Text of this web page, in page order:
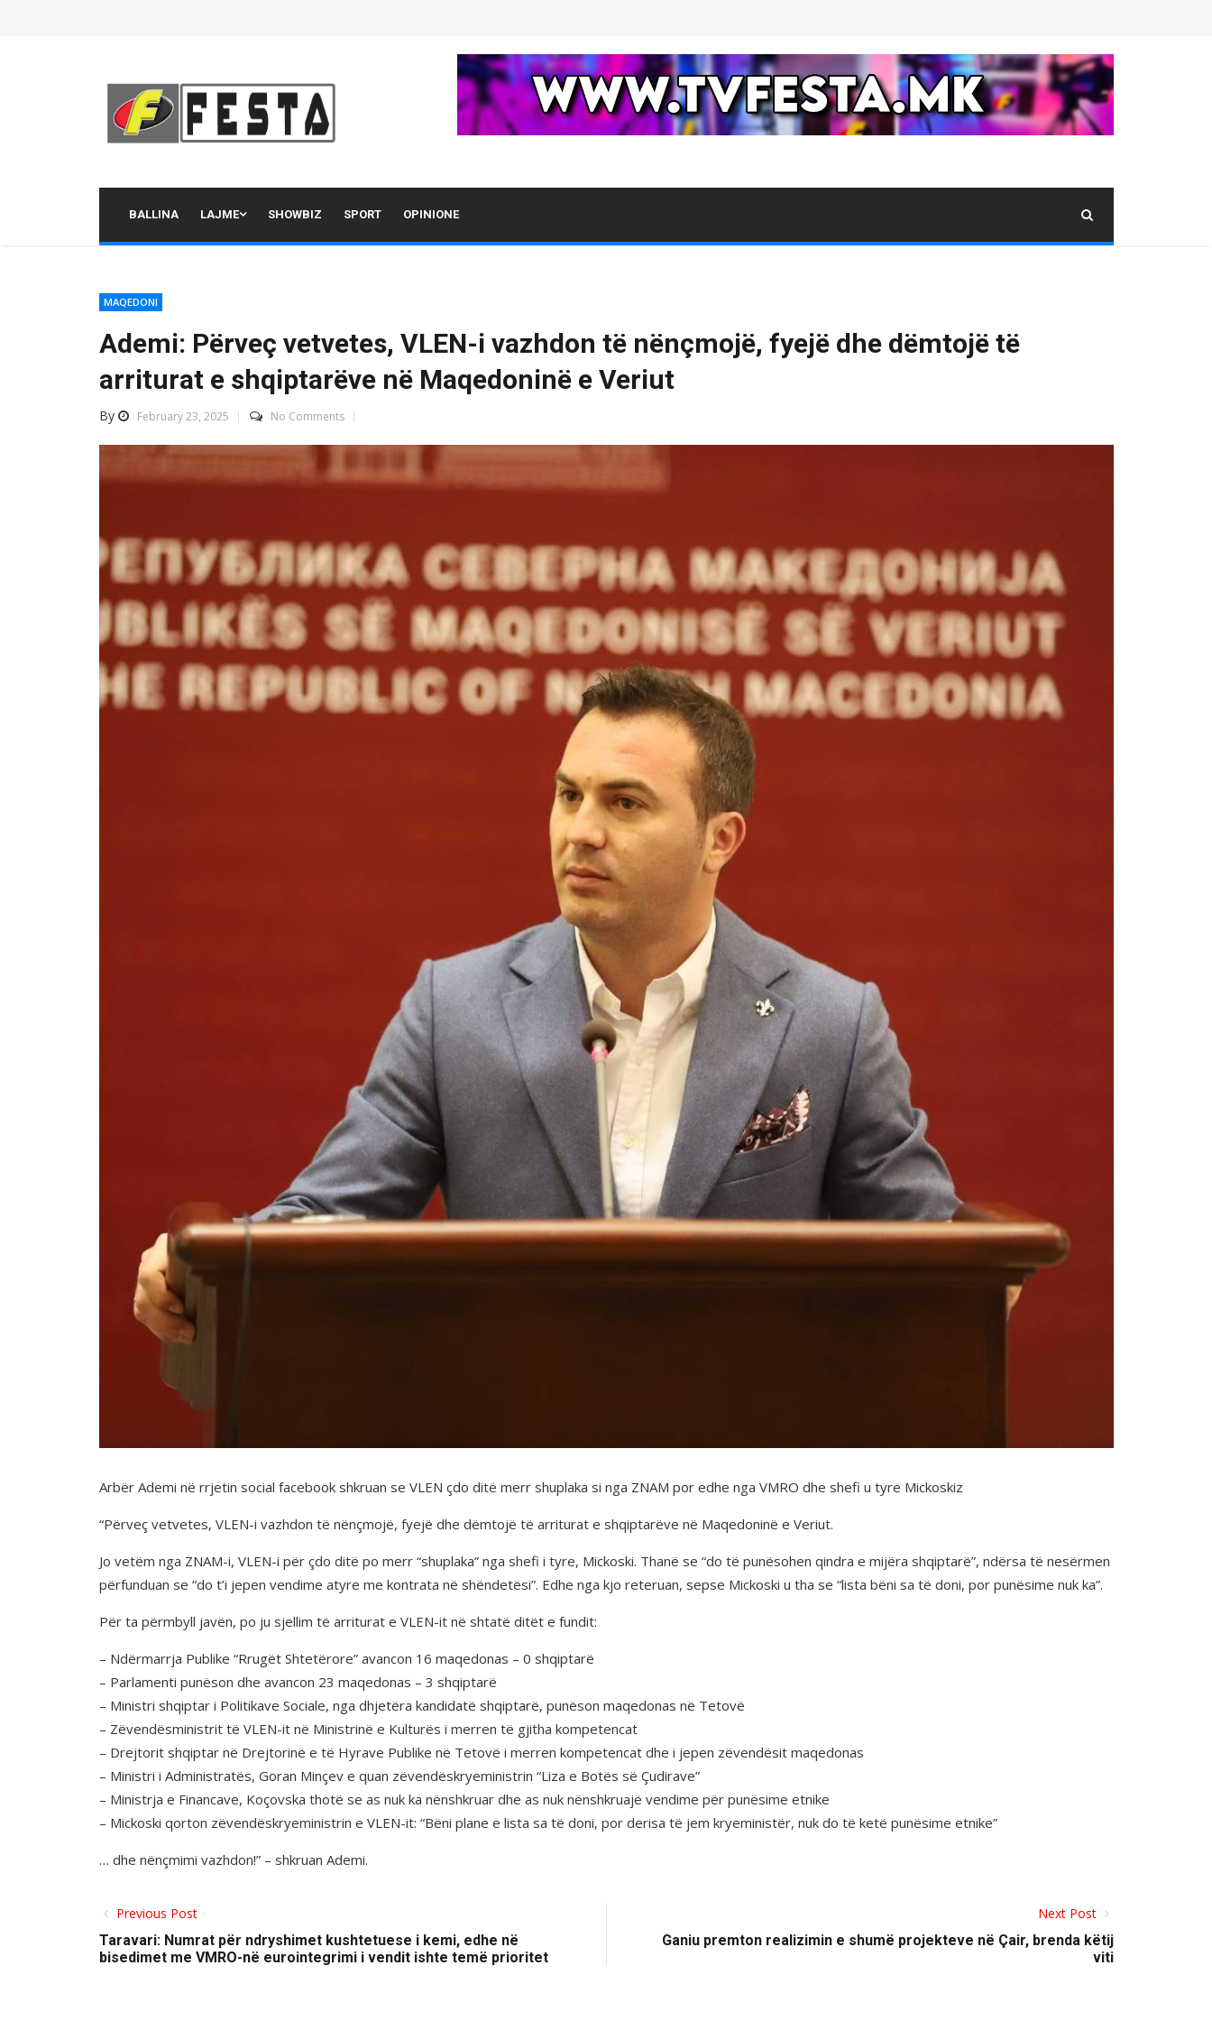
BALLINA LAJME SHOWBIZ SPORT OPINIONE
MAQEDONI
Ademi: Përveç vetvetes, VLEN-i vazhdon të nënçmojë, fyejë dhe dëmtojë të
arriturat e shqiptarëve në Maqedoninë e Veriut
By February 23, 2025 No Comments
Arbër Ademi në rrjetin social facebook shkruan se VLEN çdo ditë merr shuplaka si nga ZNAM por edhe nga VMRO dhe shefi u tyre Mickoskiz
“Përveç vetvetes, VLEN-i vazhdon të nënçmojë, fyejë dhe dëmtojë të arriturat e shqiptarëve në Maqedoninë e Veriut.
Jo vetëm nga ZNAM-i, VLEN-i për çdo ditë po merr “shuplaka” nga shefi i tyre, Mickoski. Thanë se “do të punësohen qindra e mijëra shqiptarë”, ndërsa të nesërmen
përfunduan se “do t’i jepen vendime atyre me kontrata në shëndetësi”. Edhe nga kjo reteruan, sepse Mickoski u tha se “lista bëni sa të doni, por punësime nuk ka”.
Për ta përmbyll javën, po ju sjellim të arriturat e VLEN-it në shtatë ditët e fundit:
– Ndërmarrja Publike “Rrugët Shtetërore” avancon 16 maqedonas – 0 shqiptarë
– Parlamenti punëson dhe avancon 23 maqedonas – 3 shqiptarë
– Ministri shqiptar i Politikave Sociale, nga dhjetëra kandidatë shqiptarë, punëson maqedonas në Tetovë
– Zëvendësministrit të VLEN-it në Ministrinë e Kulturës i merren të gjitha kompetencat
– Drejtorit shqiptar në Drejtorinë e të Hyrave Publike në Tetovë i merren kompetencat dhe i jepen zëvendësit maqedonas
– Ministri i Administratës, Goran Minçev e quan zëvendëskryeministrin “Liza e Botës së Çudirave”
– Ministrja e Financave, Koçovska thotë se as nuk ka nënshkruar dhe as nuk nënshkruajë vendime për punësime etnike
– Mickoski qorton zëvendëskryeministrin e VLEN-it: “Bëni plane e lista sa të doni, por derisa të jem kryeministër, nuk do të ketë punësime etnike”
… dhe nënçmimi vazhdon!” – shkruan Ademi.
Previous Post
Taravari: Numrat për ndryshimet kushtetuese i kemi, edhe në
bisedimet me VMRO-në eurointegrimi i vendit ishte temë prioritet
Next Post
Ganiu premton realizimin e shumë projekteve në Çair, brenda këtij
viti